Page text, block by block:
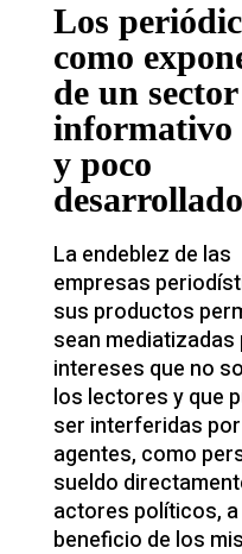
Los
como
de un sector
informativo
y poco
desarrollado
La endeblez de las
empresas
sus productos
sean mediatizadas
intereses que no
los lectores y que
ser interferidas
agentes, como
sueldo
actores políticos, a
beneficio de los